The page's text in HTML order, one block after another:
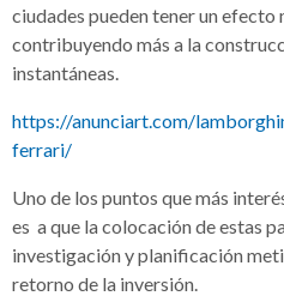
ciudades pueden tener un
contribuyendo más a la
instantáneas.
https://anunciart.com/
ferrari/
Uno de los puntos que más
es a que la colocación de estas
investigación y planificación
retorno de la inversión.